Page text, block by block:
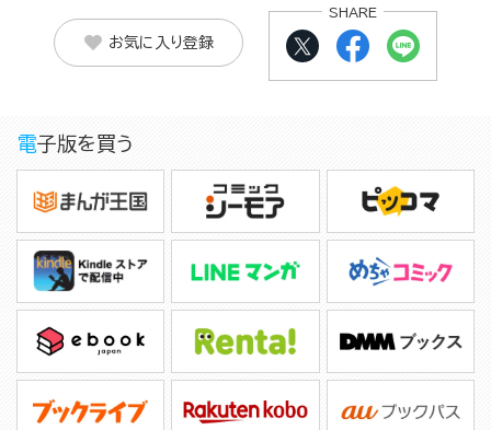
お気に入り登録
SHARE
電子版を買う